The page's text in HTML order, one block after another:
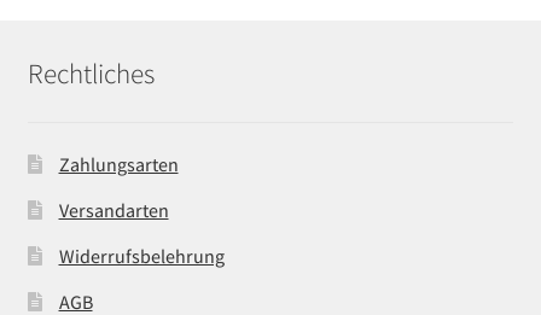
Rechtliches
Zahlungsarten
Versandarten
Widerrufsbelehrung
AGB